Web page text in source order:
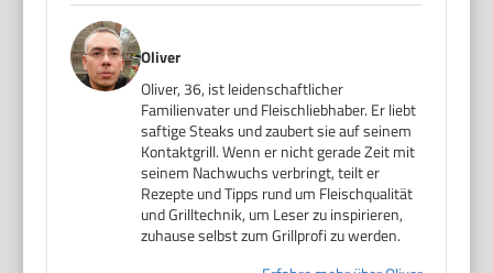
Oliver
Oliver, 36, ist leidenschaftlicher
Familienvater und Fleischliebhaber. Er liebt
saftige Steaks und zaubert sie auf seinem
Kontaktgrill. Wenn er nicht gerade Zeit mit
seinem Nachwuchs verbringt, teilt er
Rezepte und Tipps rund um Fleischqualität
und Grilltechnik, um Leser zu inspirieren,
zuhause selbst zum Grillprofi zu werden.